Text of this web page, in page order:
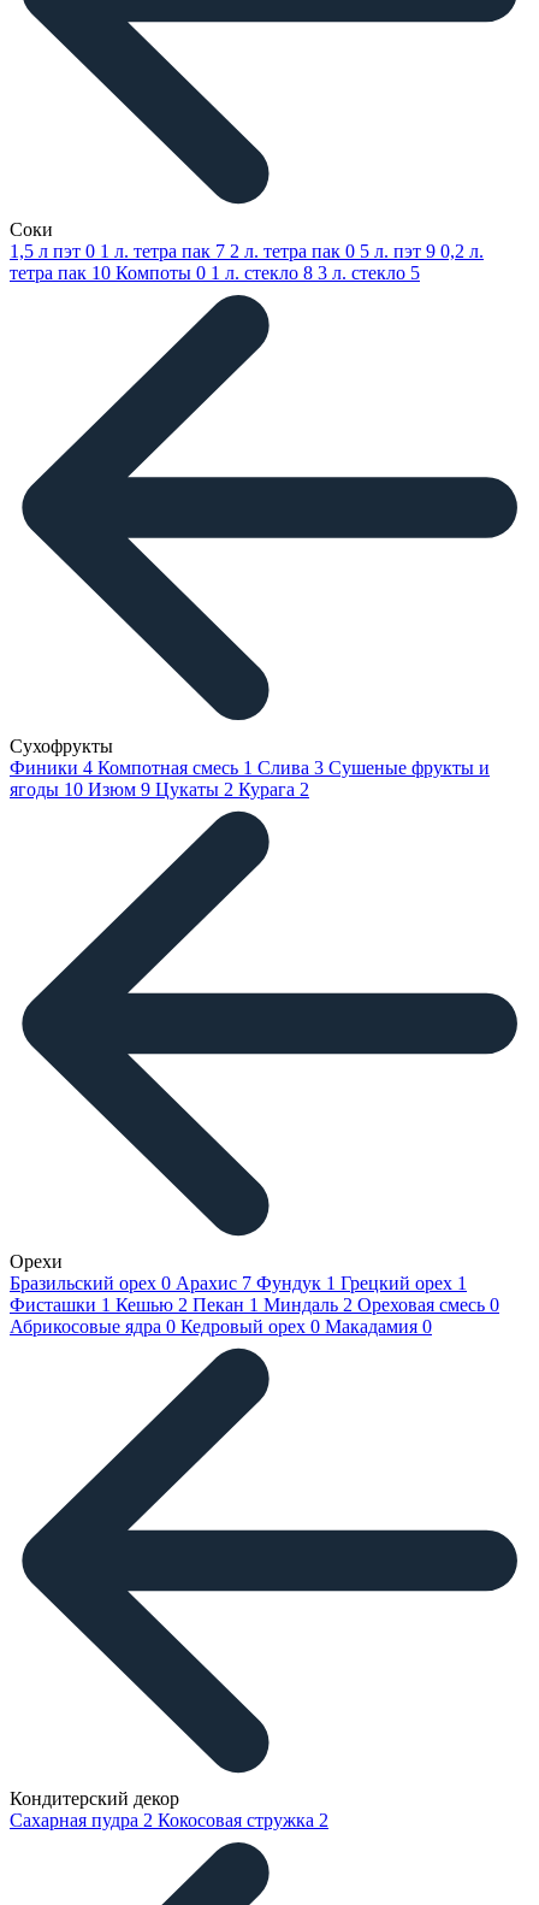
Соки
1,5 л пэт 0 1 л. тетра пак 7 2 л. тетра пак 0 5 л. пэт 9 0,2 л.
тетра пак 10 Компоты 0 1 л. стекло 8 3 л. стекло 5
Сухофрукты
Финики 4 Компотная смесь 1 Слива 3 Сушеные фрукты и
ягоды 10 Изюм 9 Цукаты 2 Курага 2
Орехи
Бразильский орех 0 Арахис 7 Фундук 1 Грецкий орех 1
Фисташки 1 Кешью 2 Пекан 1 Миндаль 2 Ореховая смесь 0
Абрикосовые ядра 0 Кедровый орех 0 Макадамия 0
Кондитерский декор
Сахарная пудра 2 Кокосовая стружка 2